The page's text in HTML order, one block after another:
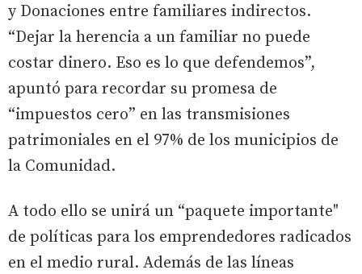
y Donaciones entre familiares indirectos.
“Dejar la herencia a un familiar no puede
costar dinero. Eso es lo que defendemos”,
apuntó para recordar su promesa de
“impuestos cero” en las transmisiones
patrimoniales en el 97% de los municipios de
la Comunidad.
A todo ello se unirá un “paquete importante"
de políticas para los emprendedores radicados
en el medio rural. Además de las líneas